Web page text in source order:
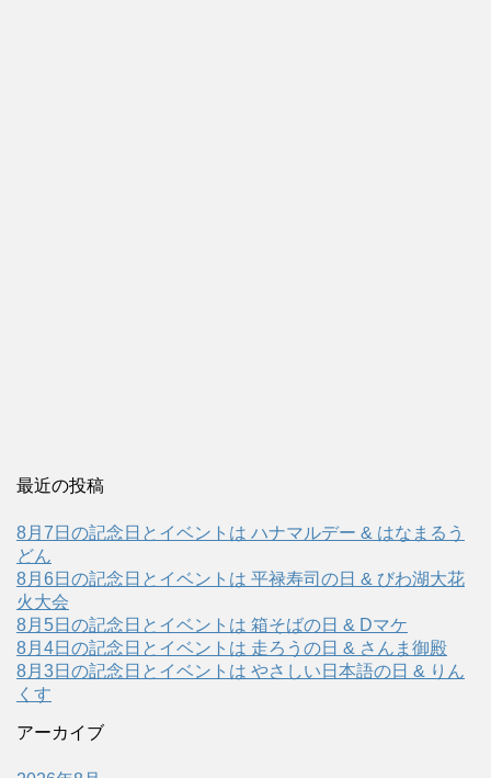
最近の投稿
8月7日の記念日とイベントは ハナマルデー & はなまるう
どん
8月6日の記念日とイベントは 平禄寿司の日 & びわ湖大花
火大会
8月5日の記念日とイベントは 箱そばの日 & Dマケ
8月4日の記念日とイベントは 走ろうの日 & さんま御殿
8月3日の記念日とイベントは やさしい日本語の日 & りん
くす
アーカイブ